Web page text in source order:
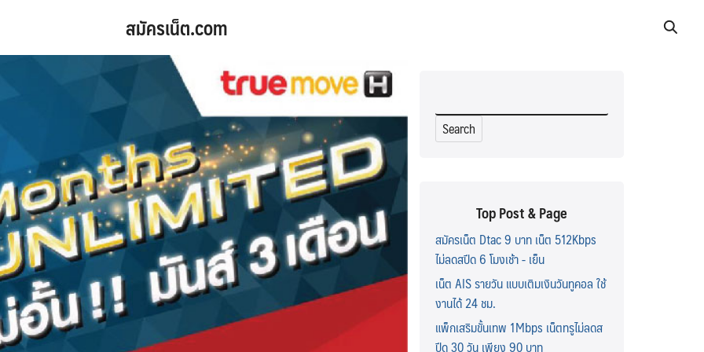
สมัครเน็ต.com
for:
Top Post & Page
สมัครเน็ต Dtac 9 บาท เน็ต 512Kbps
ไม่ลดสปีด 6 โมงเช้า - เย็น
เน็ต AIS รายวัน แบบเติมเงินวันทูคอล ใช้
งานได้ 24 ชม.
แพ็กเสริมขั้นเทพ 1Mbps เน็ตทรูไม่ลดส
ปีด 30 วัน เพียง 90 บาท